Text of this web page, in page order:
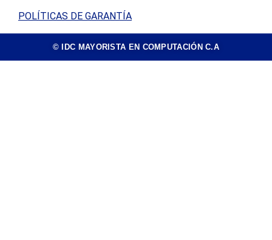
POLÍTICAS DE GARANTÍA
© IDC MAYORISTA EN COMPUTACIÓN C.A